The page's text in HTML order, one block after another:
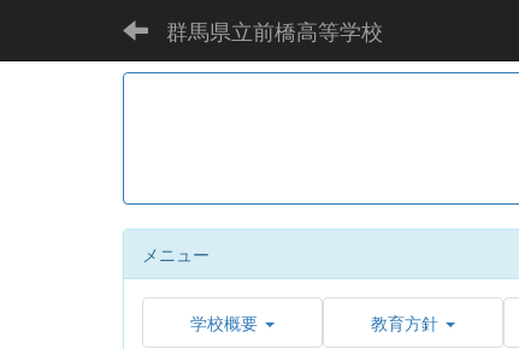
群馬県立前橋高等学校
メニュー
学校概要 教育方針